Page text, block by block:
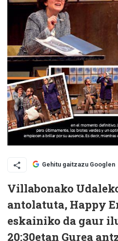
Gehitu gaitzazu Googlen
Villabonako
antolatuta, Happy
eskainiko da gaur
20:30etan Gurea